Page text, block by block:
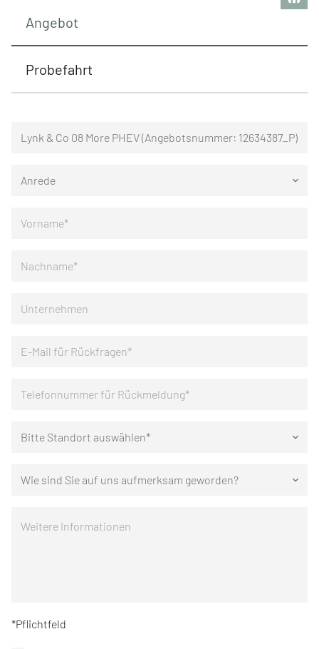
Angebot
Probefahrt
Anrede keyboard_arrow_down
Bitte Standort auswählen* keyboard_arrow_down
Wie sind Sie auf uns aufmerksam geworden? keyboard_arrow_down
*Pflichtfeld